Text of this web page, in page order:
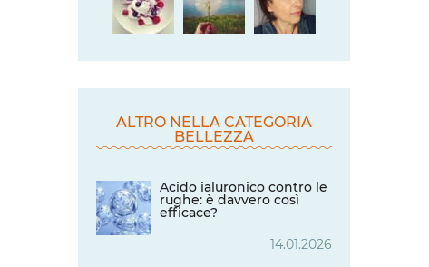
ALTRO NELLA CATEGORIA
BELLEZZA
Acido ialuronico contro le
rughe: è davvero così
efficace?
14.01.2026